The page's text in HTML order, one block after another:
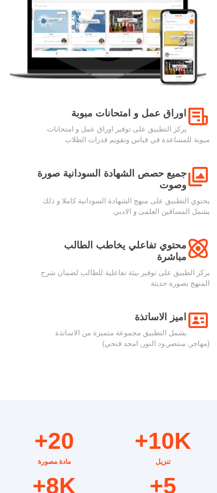
اوراق عمل و امتحانات مبوبة
يركز التطبيق على توفير اوراق عمل و امتحانات
مبوبة للمساعدة في قياس وتقويم قدرات الطلاب
جميع حصص الشهادة السودانية صورة
وصوت
يحتوي التطبيق على منهج الشهادة السودانية كاملا و ذلك
يشمل المساقين العلمى و الادبي
محتوي تفاعلي يخاطب الطالب
مباشرة
يركز الطبيق على توفير بيئة تفاعلية للطالب لضمان شرح
المنهج بصورة حديثة
اميز الاساتذة
يشمل التطبيق مجموعة متميزة من الاساتذة
(مهاجر, منتصر,ود النور, امجد فتحي)
10K+
تنزيل
20+
مادة مصورة
5+
8K+